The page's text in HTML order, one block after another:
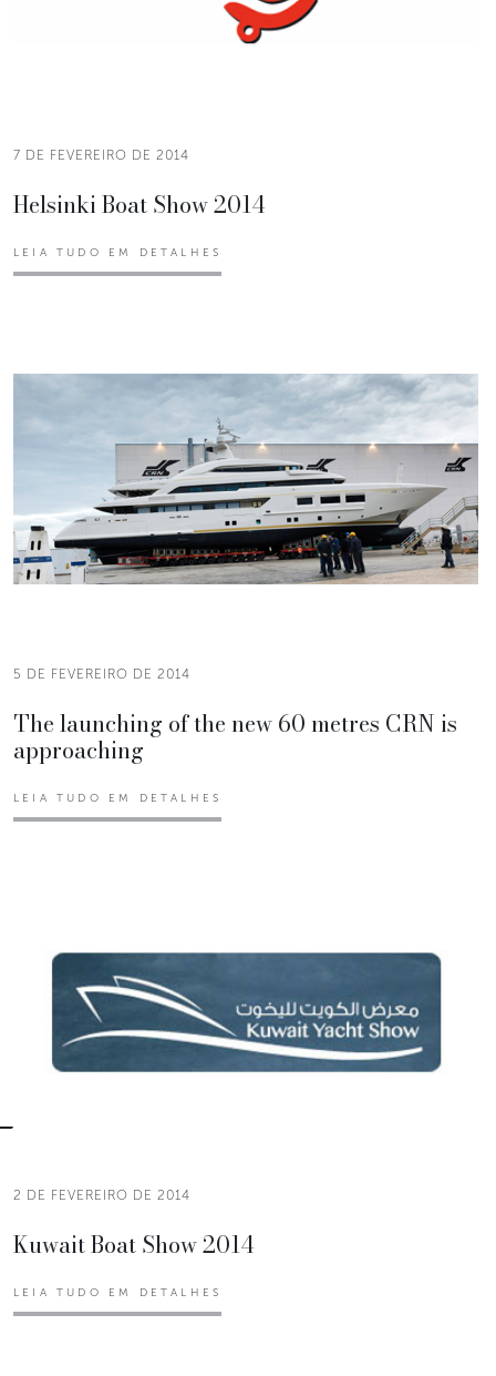
7 DE FEVEREIRO DE 2014
Helsinki Boat Show 2014
LEIA TUDO EM DETALHES
5 DE FEVEREIRO DE 2014
The launching of the new 60 metres CRN is
approaching
LEIA TUDO EM DETALHES
2 DE FEVEREIRO DE 2014
Kuwait Boat Show 2014
LEIA TUDO EM DETALHES